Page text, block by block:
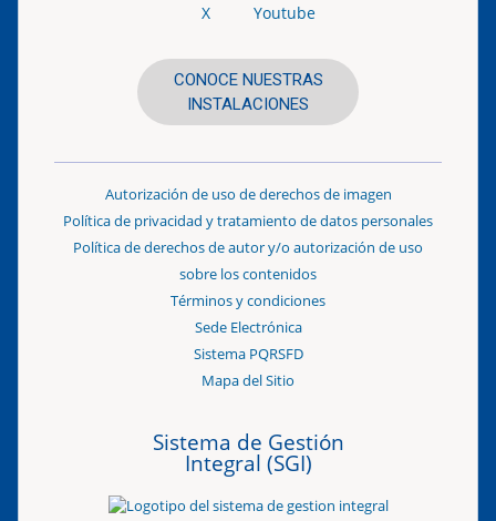
X Youtube
CONOCE NUESTRAS
INSTALACIONES
Autorización de uso de derechos de imagen
Política de privacidad y tratamiento de datos personales
Política de derechos de autor y/o autorización de uso
sobre los contenidos
Términos y condiciones
Sede Electrónica
Sistema PQRSFD
Mapa del Sitio
Sistema de Gestión
Integral (SGI)